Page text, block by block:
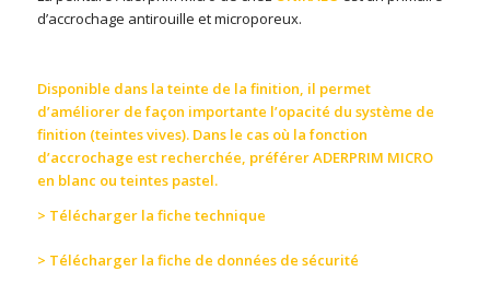
d’accrochage antirouille et microporeux.
Disponible dans la teinte de la finition, il permet
d’améliorer de façon importante l’opacité du système de
finition (teintes vives). Dans le cas où la fonction
d’accrochage est recherchée, préférer ADERPRIM MICRO
en blanc ou teintes pastel.
> Télécharger la fiche technique
> Télécharger la fiche de données de sécurité